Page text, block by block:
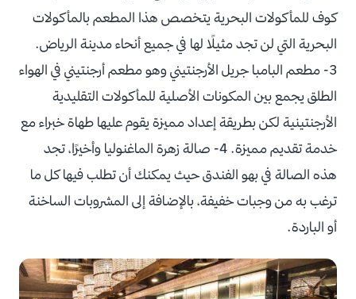
كوف للمأكولات البحرية يتخصص هذا المطعم بالمأكولات
البحرية التي لن تجد مثيلًا لها في جميع أنحاء مدينة الرياض.
3- مطعم البامبا جريل الأرجنتيني وهو مطعم أرجنتيني في الهواء
الطلق يجمع بين المكونات الأصلية للمأكولات التقليدية
الأرجنتينية لكن بطريقة إعداد مميزة يقوم عليها طهاة خبراء مع
خدمة تقديم مميزة. 4- صالة زهرة الماغنوليا وأخيرًا، تجد
هذه الصالة في بهو الفندق حيث يمكنك أن تطلب فيها كل ما
ترغب به من وجبات خفيفة، بالإضافة إلى المشروبات الساخنة
أو الباردة.